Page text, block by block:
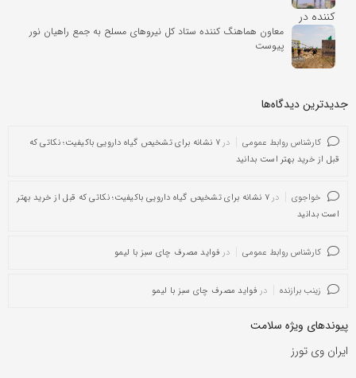
معاون هماهنگ کننده ستاد کل نیروهای مسلح به جمع راهیان نور
پیوست
جدیدترین دیدگاه‌‌ها
کارشناس روابط عمومی در
۷ نشانه برای تشخیص گیاه دارویی باکیفیت؛ نکاتی که
قبل از خرید بهتر است بدانید
خواجوی در
۷ نشانه برای تشخیص گیاه دارویی باکیفیت؛ نکاتی که قبل از خرید بهتر
است بدانید
کارشناس روابط عمومی در فواید مصرف چای سبز با لیمو
زینب برازنده در فواید مصرف چای سبز با لیمو
پیوندهای ویژه سلامت
ایران وی تورز